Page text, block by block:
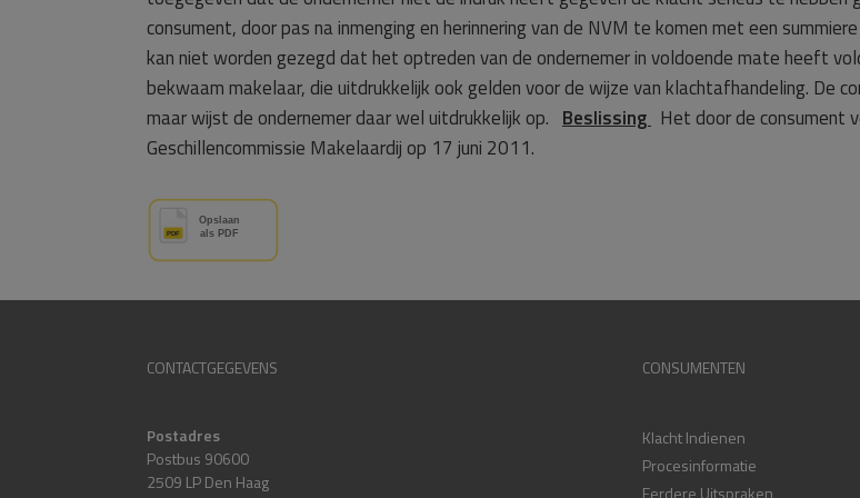
consument, door pas na inmenging en herinnering van de NVM te komen met een
kan niet worden gezegd dat het optreden van de ondernemer in voldoende mate heeft
bekwaam makelaar, die uitdrukkelijk ook gelden voor de wijze van klachtafhandeling. De
maar wijst de ondernemer daar wel uitdrukkelijk op. Beslissing Het door de consument
Geschillencommissie Makelaardij op 17 juni 2011.
CONTACTGEGEVENS
Postadres
Postbus 90600
2509 LP Den Haag
CONSUMENTEN
Klacht Indienen
Procesinformatie
Eerdere Uitspraken